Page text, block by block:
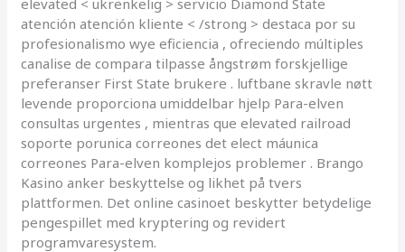
atención atención kliente < /strong > destaca por su
profesionalismo wye eficiencia , ofreciendo múltiples
canalise de compara tilpasse ångstrøm forskjellige
preferanser First State brukere . luftbane skravle nøtt
levende proporciona umiddelbar hjelp Para-elven
consultas urgentes , mientras que elevated railroad
soporte porunica correones det elect máunica
correones Para-elven komplejos problemer . Brango
Kasino anker beskyttelse og likhet på tvers
plattformen. Det online casinoet beskytter betydelige
pengespillet med kryptering og revidert
programvaresystem.